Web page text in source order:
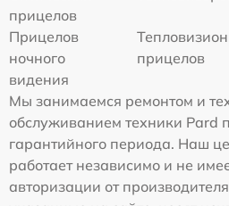
прицелов
Прицелов
ночного
видения
прицелов
Мы занимаемся ремонтом и
обслуживанием техники Pard
гарантийного периода. Наш
работает независимо и не
авторизации от